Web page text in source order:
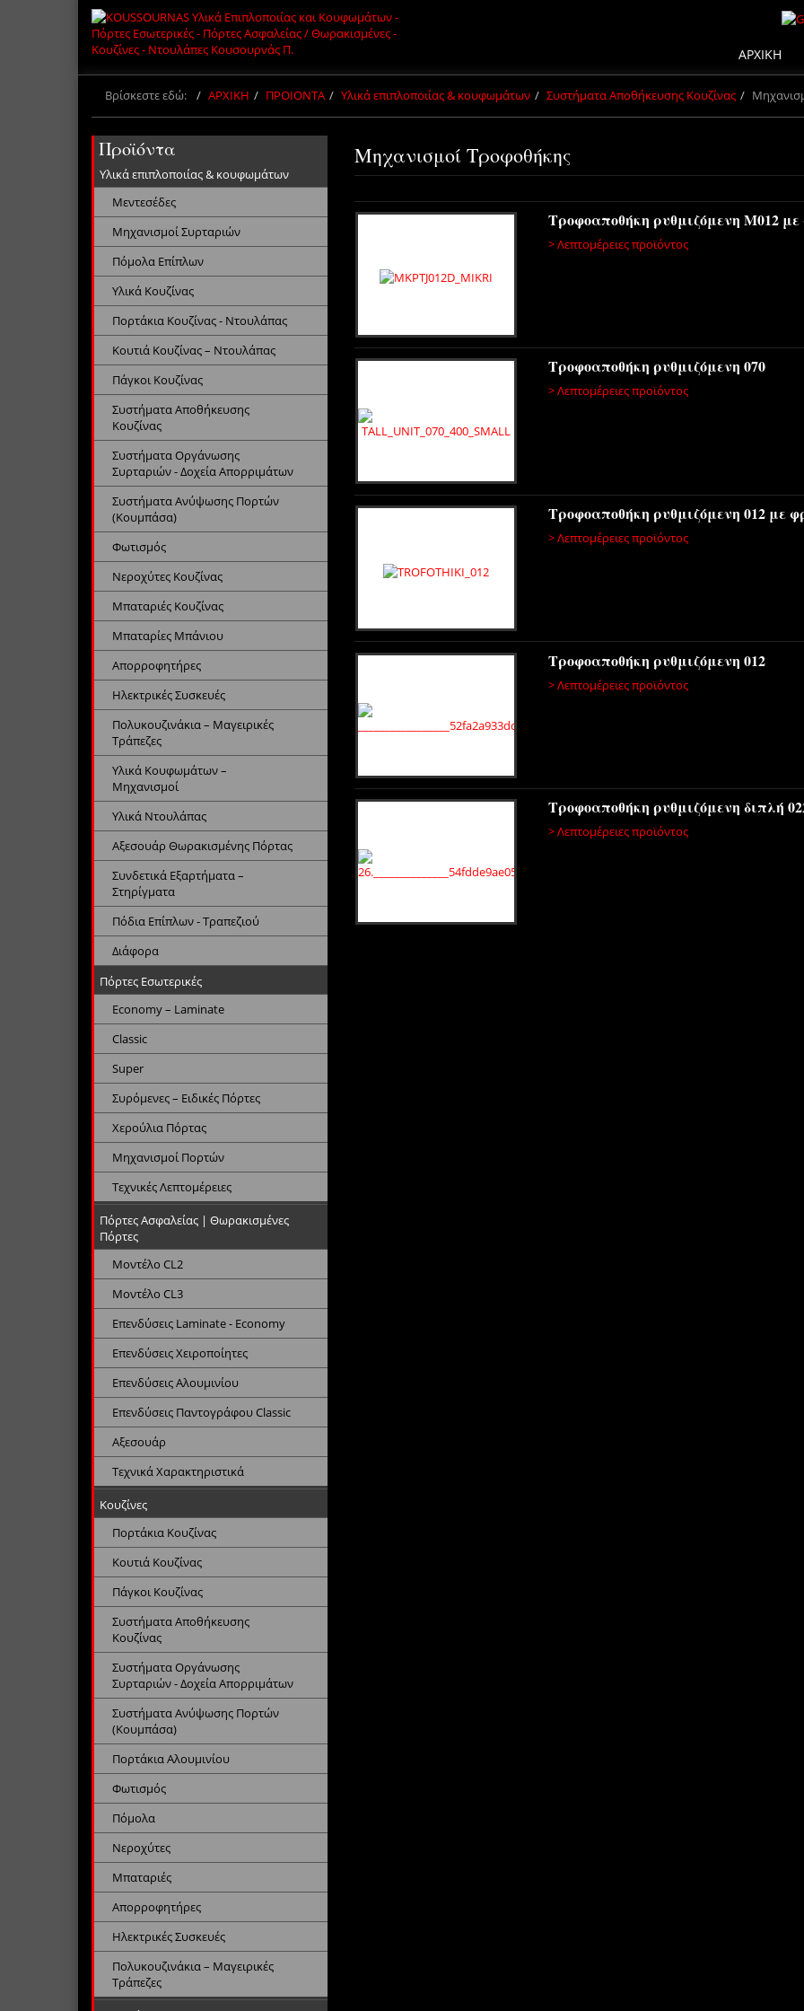
ΑΡΧΙΚΗ
Βρίσκεστε εδώ: ΑΡΧΙΚΗ ΠΡΟΙΟΝΤΑ Υλικά επιπλοποιίας & κουφωμάτων Συστήματα Αποθήκευσης Κουζίνας
Μηχανισμοί Τροφοθήκης
Τροφοαποθήκη ρυθμιζόμενη Μ012
> Λεπτομέρειες προϊόντος
Τροφοαποθήκη ρυθμιζόμενη 070
> Λεπτομέρειες προϊόντος
Τροφοαποθήκη ρυθμιζόμενη 012 με
> Λεπτομέρειες προϊόντος
Τροφοαποθήκη ρυθμιζόμενη 012
> Λεπτομέρειες προϊόντος
Τροφοαποθήκη ρυθμιζόμενη διπλή
> Λεπτομέρειες προϊόντος
Προϊόντα
Υλικά επιπλοποιίας & κουφωμάτων
Μεντεσέδες
Μηχανισμοί Συρταριών
Πόμολα Επίπλων
Υλικά Κουζίνας
Πορτάκια Κουζίνας - Ντουλάπας
Κουτιά Κουζίνας – Ντουλάπας
Πάγκοι Κουζίνας
Συστήματα Αποθήκευσης
Κουζίνας
Συστήματα Οργάνωσης
Συρταριών - Δοχεία Απορριμάτων
Συστήματα Ανύψωσης Πορτών
(Κουμπάσα)
Φωτισμός
Νεροχύτες Κουζίνας
Μπαταριές Κουζίνας
Μπαταρίες Μπάνιου
Απορροφητήρες
Ηλεκτρικές Συσκευές
Πολυκουζινάκια – Μαγειρικές
Τράπεζες
Υλικά Κουφωμάτων –
Μηχανισμοί
Υλικά Ντουλάπας
Αξεσουάρ Θωρακισμένης Πόρτας
Συνδετικά Εξαρτήματα –
Στηρίγματα
Πόδια Επίπλων - Τραπεζιού
Διάφορα
Πόρτες Εσωτερικές
Economy – Laminate
Classic
Super
Συρόμενες – Ειδικές Πόρτες
Χερούλια Πόρτας
Μηχανισμοί Πορτών
Τεχνικές Λεπτομέρειες
Πόρτες Ασφαλείας | Θωρακισμένες
Πόρτες
Μοντέλο CL2
Μοντέλο CL3
Επενδύσεις Laminate - Economy
Επενδύσεις Χειροποίητες
Επενδύσεις Αλουμινίου
Επενδύσεις Παντογράφου Classic
Αξεσουάρ
Τεχνικά Χαρακτηριστικά
Κουζίνες
Πορτάκια Κουζίνας
Κουτιά Κουζίνας
Πάγκοι Κουζίνας
Συστήματα Αποθήκευσης
Κουζίνας
Συστήματα Οργάνωσης
Συρταριών - Δοχεία Απορριμάτων
Συστήματα Ανύψωσης Πορτών
(Κουμπάσα)
Πορτάκια Αλουμινίου
Φωτισμός
Πόμολα
Νεροχύτες
Μπαταριές
Απορροφητήρες
Ηλεκτρικές Συσκευές
Πολυκουζινάκια – Μαγειρικές
Τράπεζες